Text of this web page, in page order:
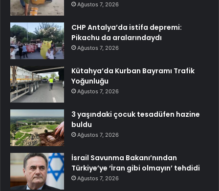
Ağustos 7, 2026
CHP Antalya’da istifa depremi:
Pikachu da aralarındaydı
Ağustos 7, 2026
Kütahya’da Kurban Bayramı Trafik
Yoğunluğu
Ağustos 7, 2026
3 yaşındaki çocuk tesadüfen hazine
buldu
Ağustos 7, 2026
İsrail Savunma Bakanı’nından
Türkiye’ye ‘İran gibi olmayın’ tehdidi
Ağustos 7, 2026